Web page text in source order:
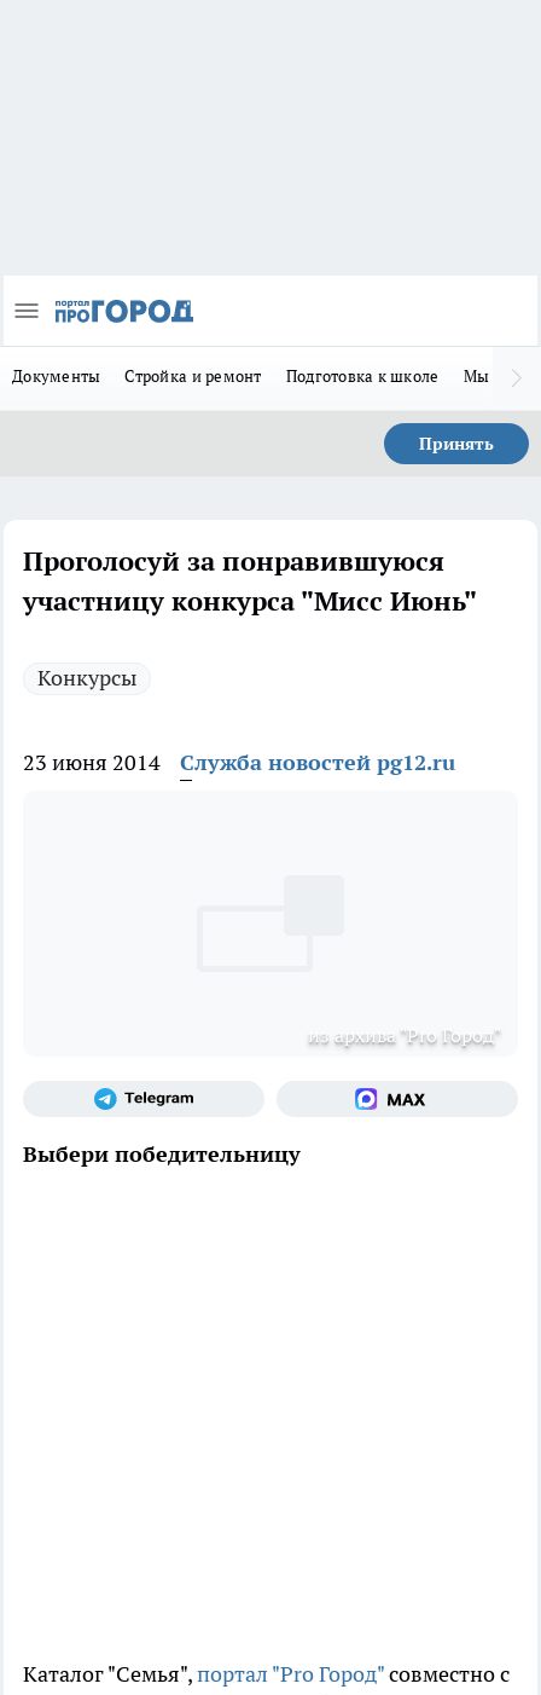
Документы Стройка и ремонт Подготовка к школе Мы в MAX
Принять
Проголосуй за понравившуюся
участницу конкурса "Мисс Июнь"
Конкурсы
23 июня 2014 Служба новостей pg12.ru
из архива "Pro Город"
Выбери победительницу
Каталог "Семья",портал "Pro Город"совместно с